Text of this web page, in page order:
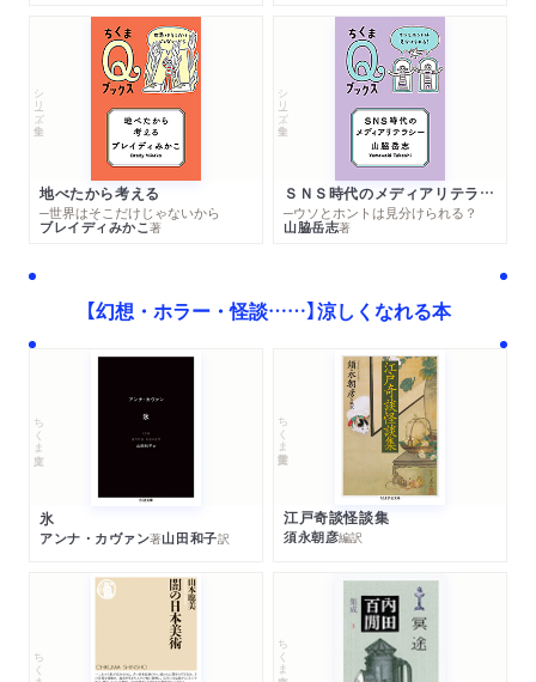
シリーズ・全集
地べたから考える
─世界はそこだけじゃないから
ブレイディみかこ著
シリーズ・全集
ＳＮＳ時代のメディアリテラシー
─ウソとホントは見分けられる？
山脇岳志著
【幻想・ホラー・怪談……】涼しくなれる本
ちくま文庫
氷
アンナ・カヴァン著山田和子訳
ちくま学芸文庫
江戸奇談怪談集
須永朝彦編訳
ちくま新書 ちくま文庫